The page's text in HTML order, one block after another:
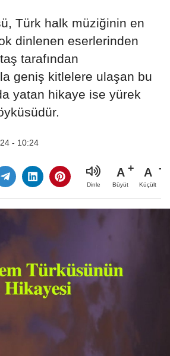
Türk halk müziğinin en
dinlenen eserlerinden
tarafından
geniş kitlelere ulaşan bu
yatan hikaye ise yürek
- 10:24
Dinle
A
Büyüt
A
Küçült